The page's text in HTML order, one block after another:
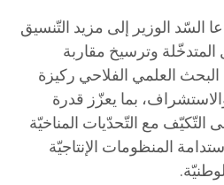
السّد الوزير إلى مزيد التّنسيق
وترسيخ مقاربة
العلمي الفلاحي ركيزة
بما يعزّز قدرة
التّكيّف مع التّحدّيات المناخيّة
المنظومات الإنتاجيّة